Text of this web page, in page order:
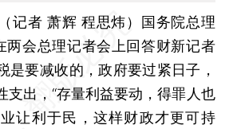
记者 萧辉 程思炜）
国务院总理
两会总理记者会上回答财新记者
是要减收的，政府要过紧日子，
支出，“存量利益要动，得罪人也
让利于民，这样财政才更可持